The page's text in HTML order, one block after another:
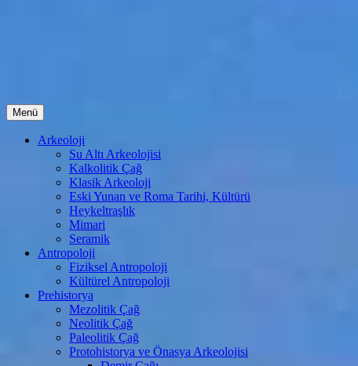
Menü İçeriğe
atla
Arkeoloji
Su Altı Arkeolojisi
Kalkolitik Çağ
Klasik Arkeoloji
Eski Yunan ve Roma Tarihi, Kültürü
Heykeltraşlık
Mimari
Seramik
Antropoloji
Fiziksel Antropoloji
Kültürel Antropoloji
Prehistorya
Mezolitik Çağ
Neolitik Çağ
Paleolitik Çağ
Protohistorya ve Önasya Arkeolojisi